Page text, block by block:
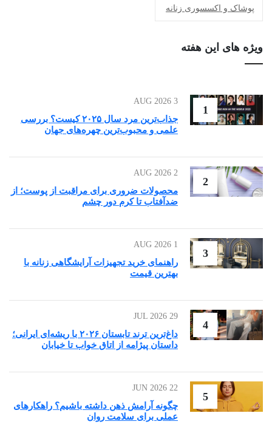
پوشاک و اکسسوری زنانه
ویژه های این هفته
1
3 AUG 2026
جذاب‌ترین مرد سال ۲۰۲۵ کیست؟ بررسی
علمی و محبوب‌ترین چهره‌های جهان
2
2 AUG 2026
محصولات ضروری برای مراقبت از پوست؛ از
ضدآفتاب تا کرم دور چشم
3
1 AUG 2026
راهنمای خرید تجهیزات آرایشگاهی زنانه با
بهترین قیمت
4
29 JUL 2026
داغ‌ترین ترند تابستان ۲۰۲۶ با ریشه‌ای ایرانی؛
داستان پیژامه از اتاق خواب تا خیابان
5
22 JUN 2026
چگونه آرامش ذهن داشته باشیم؟ راهکارهای
عملی برای سلامت روان